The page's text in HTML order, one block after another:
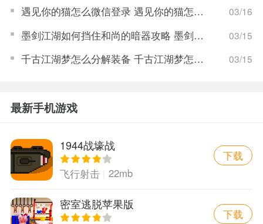
遇见你的猫怎么微信登录 遇见你的猫怎么更改登录账号 03/16
墨剑江湖如何挡住和尚的暗器攻略 墨剑江湖暗器解锁攻略 03/15
千古江湖梦怎么分解装备 千古江湖梦怎么获取拆毁药圃任务 03/15
最新手机游戏
1944战壕战
飞行射击 22mb
下载
密室逃脱苹果版
下载